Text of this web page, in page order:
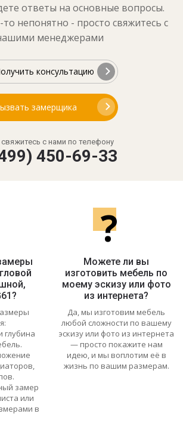
ответы на основные вопросы.
то непонятно - просто свяжитесь с
менеджерами
консультацию
замерщика
с нами по телефону
450-69-33
глубина
замер
или
в
?
Можете ли вы
изготовить мебель по
моему эскизу или фото
из интернета?
Да, мы изготовим мебель
любой сложности по вашему
эскизу или фото из интернета
— просто покажите нам
идею, и мы воплотим её в
жизнь по вашим размерам.